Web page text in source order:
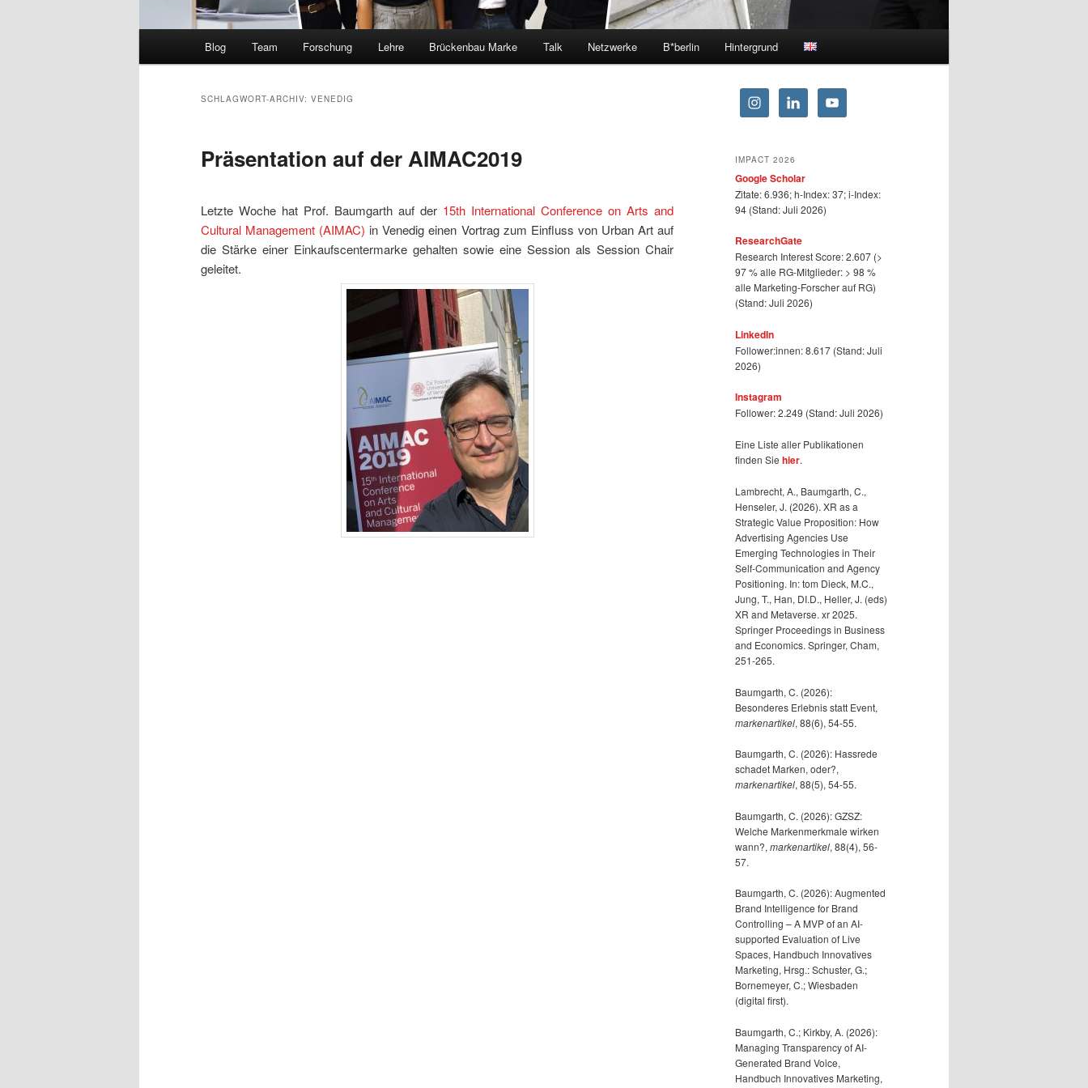
Blog Team Forschung Lehre Brückenbau Marke Talk Netzwerke B*berlin Hintergrund
SCHLAGWORT-ARCHIV: VENEDIG
Präsentation auf der AIMAC2019
Letzte Woche hat Prof. Baumgarth auf der 15th International Conference on Arts and
Cultural Management (AIMAC) in Venedig einen Vortrag zum Einfluss von Urban Art auf
die Stärke einer Einkaufscentermarke gehalten sowie eine Session als Session Chair
geleitet.
IMPACT 2026
Google Scholar
Zitate: 6.936; h-Index: 37; i-Index:
94 (Stand: Juli 2026)
ResearchGate
Research Interest Score: 2.607 (>
97 % alle RG-Mitglieder: > 98 %
alle Marketing-Forscher auf RG)
(Stand: Juli 2026)
LinkedIn
Follower:innen: 8.617 (Stand: Juli
2026)
Instagram
Follower: 2.249 (Stand: Juli 2026)
Eine Liste aller Publikationen
finden Sie hier.
Lambrecht, A., Baumgarth, C.,
Henseler, J. (2026). XR as a
Strategic Value Proposition: How
Advertising Agencies Use
Emerging Technologies in Their
Self-Communication and Agency
Positioning. In: tom Dieck, M.C.,
Jung, T., Han, DI.D., Heller, J. (eds)
XR and Metaverse. xr 2025.
Springer Proceedings in Business
and Economics. Springer, Cham,
251-265.
Baumgarth, C. (2026):
Besonderes Erlebnis statt Event,
markenartikel, 88(6), 54-55.
Baumgarth, C. (2026): Hassrede
schadet Marken, oder?,
markenartikel, 88(5), 54-55.
Baumgarth, C. (2026): GZSZ:
Welche Markenmerkmale wirken
wann?, markenartikel, 88(4), 56-
57.
Baumgarth, C. (2026): Augmented
Brand Intelligence for Brand
Controlling – A MVP of an AI-
supported Evaluation of Live
Spaces, Handbuch Innovatives
Marketing, Hrsg.: Schuster, G.;
Bornemeyer, C.; Wiesbaden
(digital first).
Baumgarth, C.; Kirkby, A. (2026):
Managing Transparency of AI-
Generated Brand Voice,
Handbuch Innovatives Marketing,